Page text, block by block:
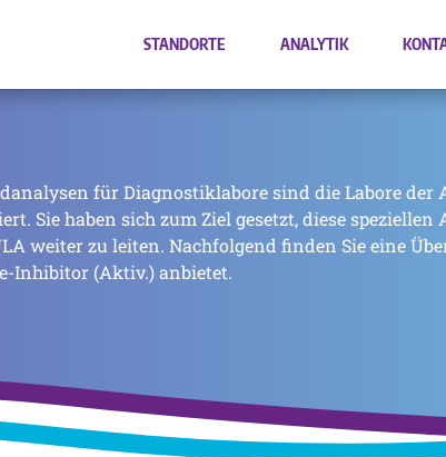
STANDORTE ANALYTIK
für Diagnostiklabore sind die Labore der
Sie haben sich zum Ziel gesetzt, diese
weiter zu leiten. Nachfolgend finden Sie eine
Inhibitor (Aktiv.) anbietet.